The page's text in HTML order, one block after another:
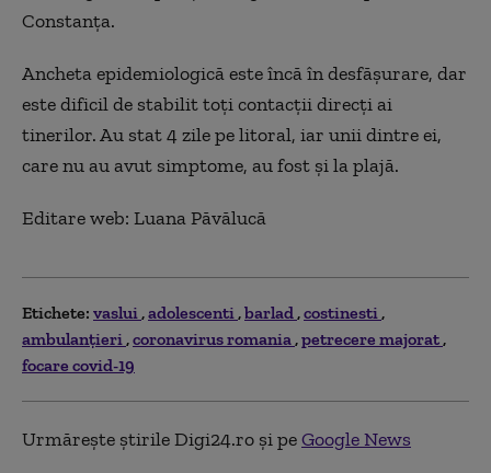
Constanța.
Ancheta epidemiologică este încă în desfășurare, dar
este dificil de stabilit toți contacții direcți ai
tinerilor. Au stat 4 zile pe litoral, iar unii dintre ei,
care nu au avut simptome, au fost și la plajă.
Editare web: Luana Păvălucă
Etichete: vaslui adolescenti barlad costinesti
ambulanțieri coronavirus romania petrecere majorat
focare covid-19
Urmărește știrile Digi24.ro și peGoogle News